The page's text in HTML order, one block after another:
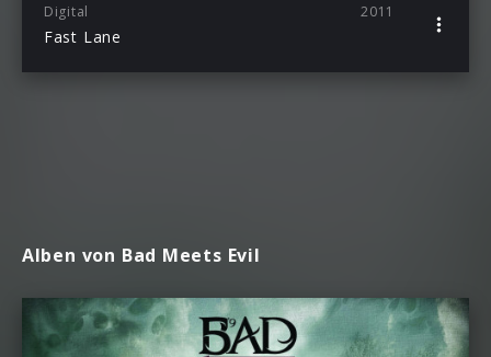
Digital 2011
Fast Lane
Alben von Bad Meets Evil